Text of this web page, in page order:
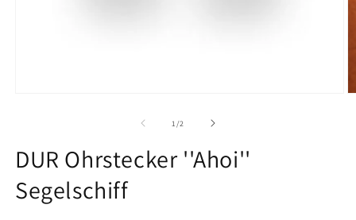
1/von
2
DUR Ohrstecker ''Ahoi''
Segelschiff